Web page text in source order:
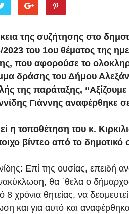
της συζήτησης στο
2023 του 1ου θέματος της
που αφορούσε το
δράσης του Δήμου
της παράταξης,
Γιάννης αναφέρθηκε
η τοποθέτηση του κ.
βίντεο από το δημοτικό
Επί της ουσίας, επειδή
θα ΄θελα ο
χρόνια θητείας, να δεσμευτεί
και για αυτό και